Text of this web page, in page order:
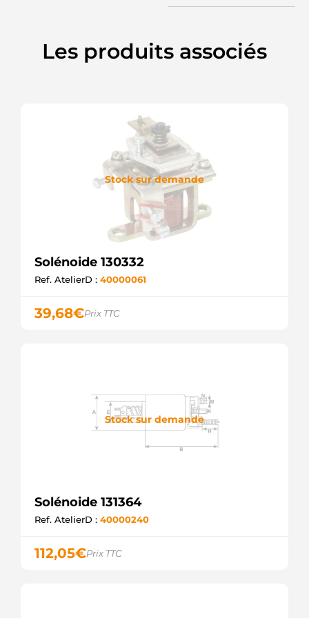
SOL79040
MAHLE
Les produits associés
Stock sur demande
Solénoide 130332
Ref. AtelierD : 40000061
39,68€Prix TTC
Stock sur demande
Solénoide 131364
Ref. AtelierD : 40000240
112,05€Prix TTC